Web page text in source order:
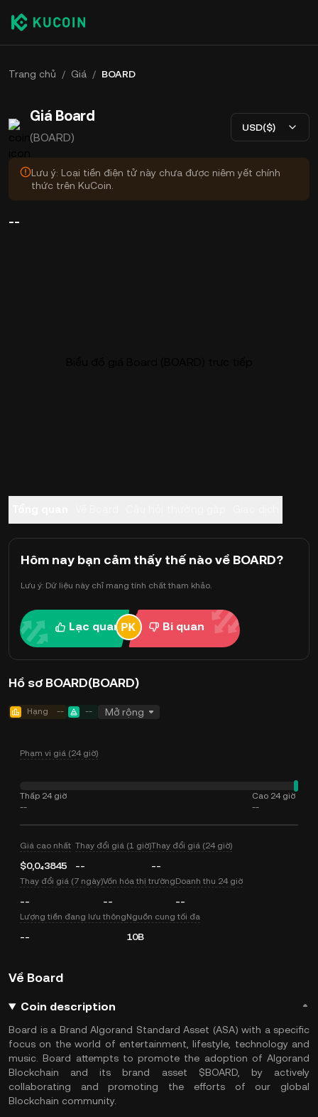
Trang chủ / Giá / BOARD
Giá Board
(BOARD)
USD($)
Lưu ý: Loại tiền điện tử này chưa được niêm yết chính
thức trên KuCoin.
--
Hôm nay bạn cảm thấy thế nào về BOARD?
Lưu ý: Dữ liệu này chỉ mang tính chất tham khảo.
Lạc quan Bi quan
Hồ sơ BOARD(BOARD)
Hạng -- -- Mở rộng
Phạm vi giá (24 giờ)
Thấp 24 giờ
--
Cao 24 giờ
--
Giá cao nhất
$0,0₄3845
Thay đổi giá (1 giờ)
--
Thay đổi giá (24 giờ)
--
Thay đổi giá (7 ngày)
--
Vốn hóa thị trường
--
Doanh thu 24 giờ
--
Lượng tiền đang lưu thông
--
Nguồn cung tối đa
10B
Về Board
Coin description
Board is a Brand Algorand Standard Asset (ASA) with a specific
focus on the world of entertainment, lifestyle, technology and
music. Board attempts to promote the adoption of Algorand
Blockchain and its brand asset $BOARD, by actively
collaborating and promoting the efforts of our global
Blockchain community.